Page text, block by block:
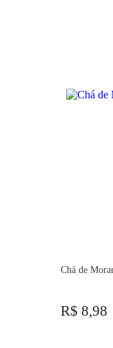
Chá de
R$ 8,98